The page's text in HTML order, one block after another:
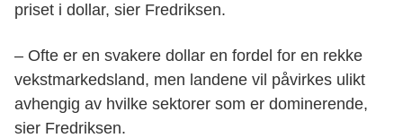
priset i dollar, sier Fredriksen.
– Ofte er en svakere dollar en fordel for en rekke
vekstmarkedsland, men landene vil påvirkes ulikt
avhengig av hvilke sektorer som er dominerende,
sier Fredriksen.